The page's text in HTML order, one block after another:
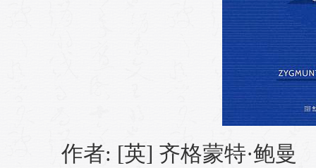
作者: [英] 齐格蒙特·鲍曼